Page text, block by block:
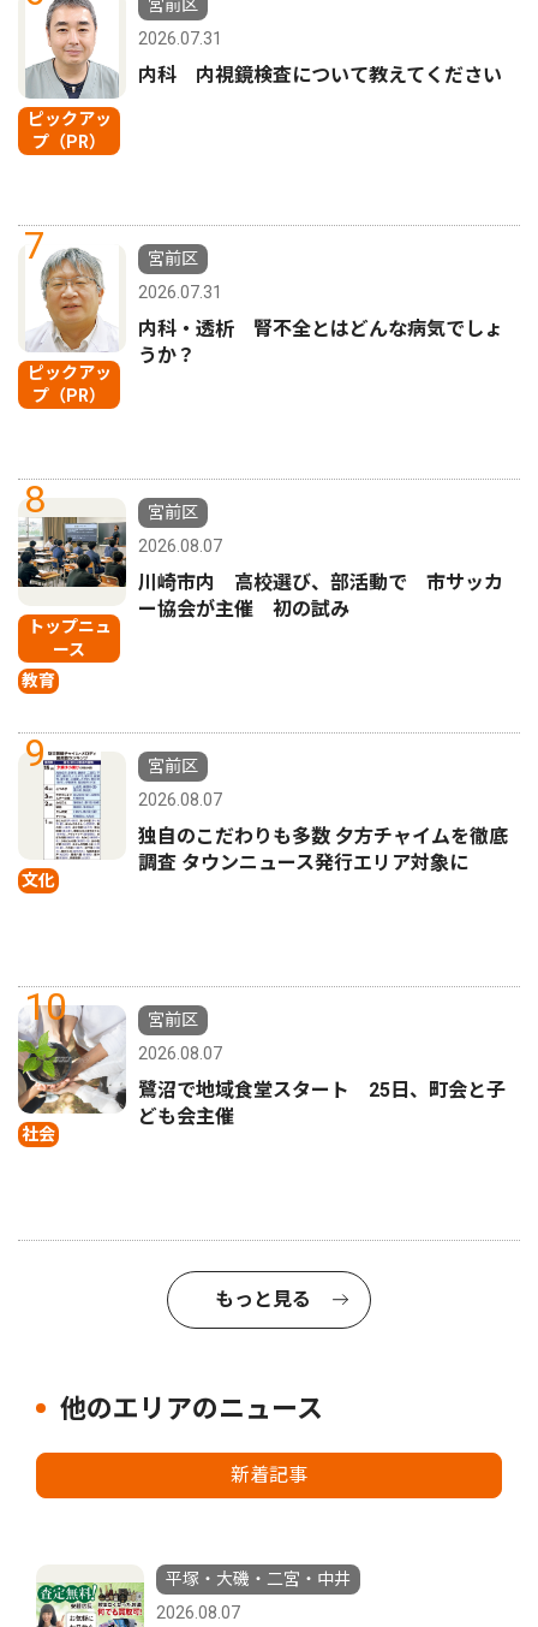
ピックアッ
プ（PR）
宮前区
2026.07.31
内科 内視鏡検査について教えてください
7
ピックアッ
プ（PR）
宮前区
2026.07.31
内科・透析 腎不全とはどんな病気でしょ
うか？
8
トップニュ
ース
教育
宮前区
2026.08.07
川崎市内 高校選び、部活動で 市サッカ
ー協会が主催 初の試み
9
文化
宮前区
2026.08.07
独自のこだわりも多数 夕方チャイムを徹底
調査 タウンニュース発行エリア対象に
10
社会
宮前区
2026.08.07
鷺沼で地域食堂スタート 25日、町会と子
ども会主催
もっと見る
他のエリアのニュース
新着記事
平塚・大磯・二宮・中井
2026.08.07